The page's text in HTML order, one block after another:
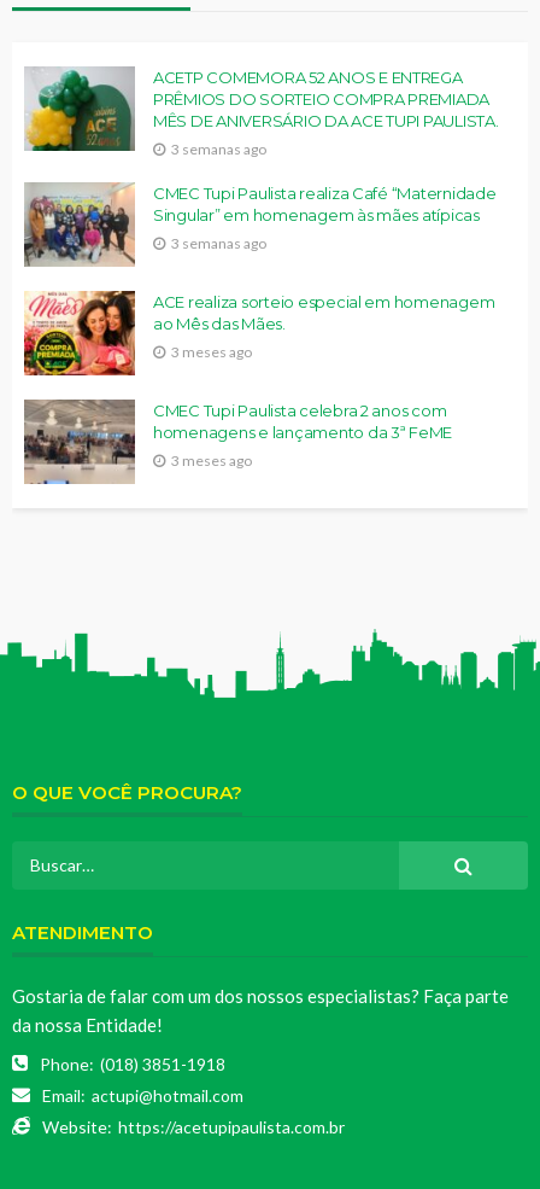
ACETP COMEMORA 52 ANOS E ENTREGA
PRÊMIOS DO SORTEIO COMPRA PREMIADA
MÊS DE ANIVERSÁRIO DA ACE TUPI PAULISTA.
3 semanas ago
CMEC Tupi Paulista realiza Café “Maternidade
Singular” em homenagem às mães atípicas
3 semanas ago
ACE realiza sorteio especial em homenagem
ao Mês das Mães.
3 meses ago
CMEC Tupi Paulista celebra 2 anos com
homenagens e lançamento da 3ª FeME
3 meses ago
O QUE VOCÊ PROCURA?
ATENDIMENTO
Gostaria de falar com um dos nossos especialistas? Faça parte
da nossa Entidade!
Phone: (018) 3851-1918
Email: actupi@hotmail.com
Website: https://acetupipaulista.com.br